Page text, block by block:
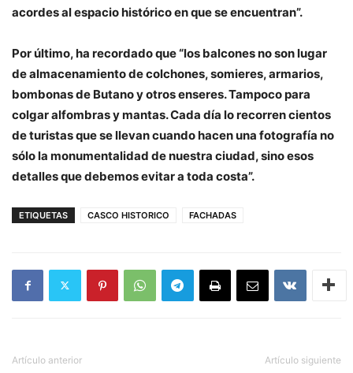
acordes al espacio histórico en que se encuentran”.
Por último, ha recordado que “los balcones no son lugar
de almacenamiento de colchones, somieres, armarios,
bombonas de Butano y otros enseres. Tampoco para
colgar alfombras y mantas. Cada día lo recorren cientos
de turistas que se llevan cuando hacen una fotografía no
sólo la monumentalidad de nuestra ciudad, sino esos
detalles que debemos evitar a toda costa”.
ETIQUETAS CASCO HISTORICO FACHADAS
Artículo anterior Artículo siguiente